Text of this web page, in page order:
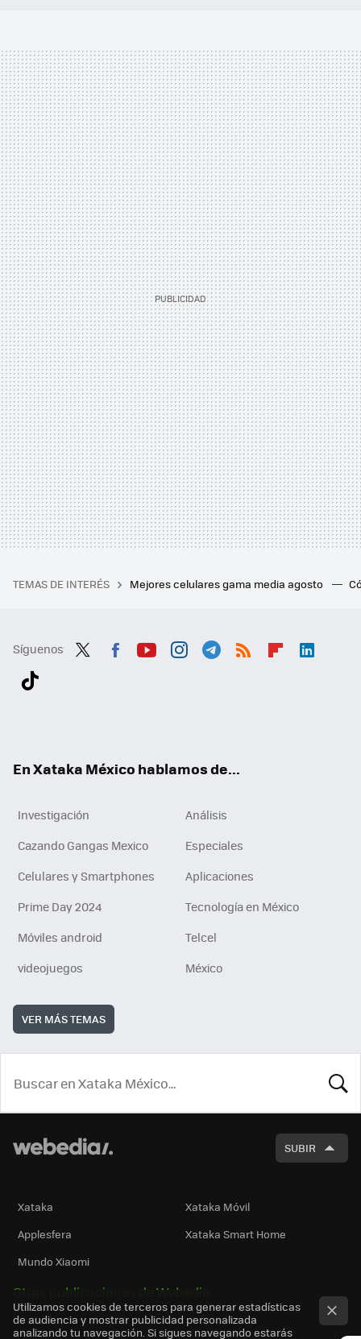
TEMAS DE INTERÉS Mejores celulares gama media agosto
Síguenos
En Xataka México hablamos de...
Investigación
Análisis
Cazando Gangas Mexico
Especiales
Celulares y Smartphones
Aplicaciones
Prime Day 2024
Tecnología en México
Móviles android
Telcel
videojuegos
México
VER MÁS TEMAS
SUBIR
Xataka
Xataka Móvil
Applesfera
Xataka Smart Home
Mundo Xiaomi
Otras publicaciones de Webedia
Utilizamos cookies de terceros para generar estadísticas
de audiencia y mostrar publicidad personalizada
analizando tu navegación. Si sigues navegando estarás